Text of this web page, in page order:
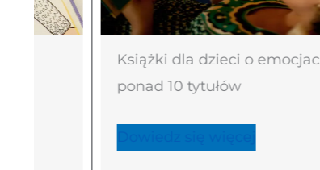
Książki dla dzieci o emocjach —
ponad 10 tytułów